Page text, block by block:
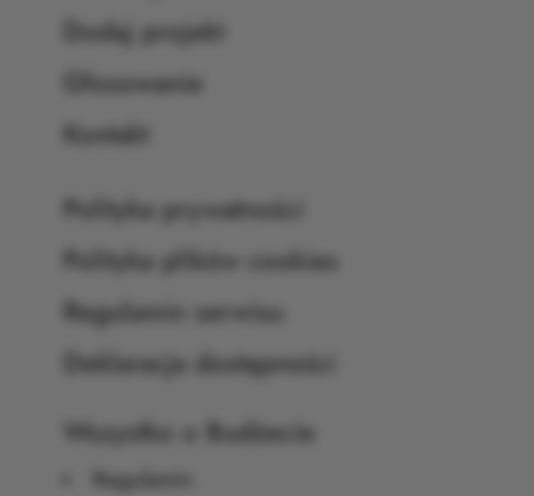
Dodaj projekt
Głosowanie
Kontakt
Polityka prywatności
Polityka plików cookies
Regulamin serwisu
Deklaracja dostępności
Wszystko o Budżecie
Regulamin